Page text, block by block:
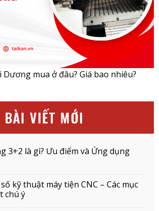
Dương mua ở đâu? Giá bao nhiêu?
BÀI VIẾT MỚI
3+2 là gì? Ưu điểm và Ứng dụng
kỹ thuật máy tiện CNC – Các mục
chú ý